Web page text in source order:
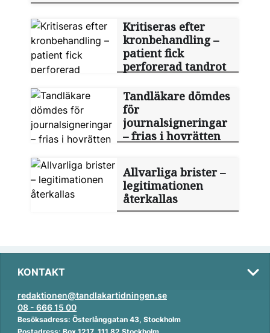
Kritiseras efter
kronbehandling –
patient fick
perforerad tandrot
Tandläkare dömdes
för
journalsigneringar
– frias i hovrätten
Allvarliga brister –
legitimationen
återkallas
KONTAKT
redaktionen@tandlakartidningen.se
08 - 666 15 00
Besöksadress: Österlånggatan 43, Stockholm